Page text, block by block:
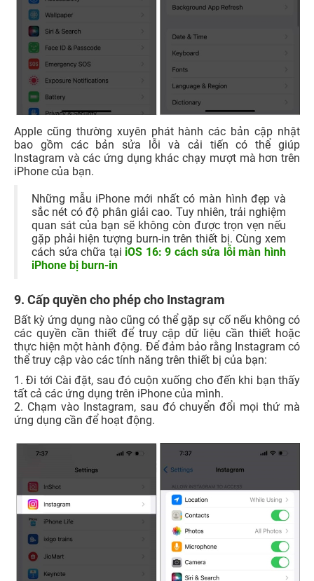
Apple cũng thường xuyên phát hành các bản cập nhật
bao gồm các bản sửa lỗi và cải tiến có thể giúp
Instagram và các ứng dụng khác chạy mượt mà hơn trên
iPhone của bạn.
Những mẫu iPhone mới nhất có màn hình đẹp và
sắc nét có độ phân giải cao. Tuy nhiên, trải nghiệm
quan sát của bạn sẽ không còn được trọn vẹn nếu
gặp phải hiện tượng burn-in trên thiết bị. Cùng xem
cách sửa chữa tại iOS 16: 9 cách sửa lỗi màn hình
iPhone bị burn-in
9. Cấp quyền cho phép cho Instagram
Bất kỳ ứng dụng nào cũng có thể gặp sự cố nếu không có
các quyền cần thiết để truy cập dữ liệu cần thiết hoặc
thực hiện một hành động. Để đảm bảo rằng Instagram có
thể truy cập vào các tính năng trên thiết bị của bạn:
1. Đi tới Cài đặt, sau đó cuộn xuống cho đến khi bạn thấy
tất cả các ứng dụng trên iPhone của mình.
2. Chạm vào Instagram, sau đó chuyển đổi mọi thứ mà
ứng dụng cần để hoạt động.